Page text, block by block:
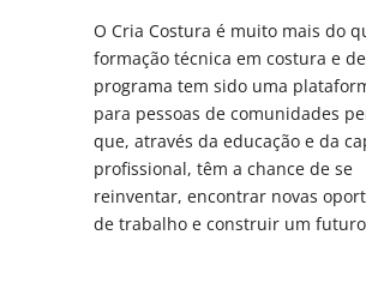
O Cria Costura é muito mais do
formação técnica em costura e
programa tem sido uma
para pessoas de comunidades
que, através da educação e da
profissional, têm a chance de se
reinventar, encontrar novas
de trabalho e construir um